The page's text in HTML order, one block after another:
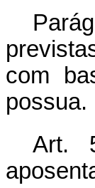
com
possua.
Art.